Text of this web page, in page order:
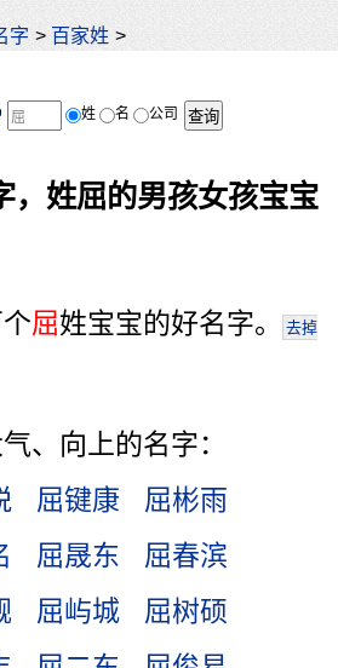
字 > 百家姓 >
姓 名 公司
，姓屈的男孩女孩宝宝
屈姓宝宝的好名字。 去掉
、向上的名字：
屈键康
屈彬雨
屈晟东
屈春滨
屈屿城
屈树硕